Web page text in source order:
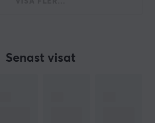
Senast visat